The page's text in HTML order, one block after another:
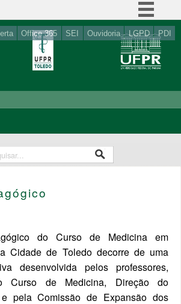
Simplifique!
Comunica BR
Legislação
Office 365 SEI Ouvidoria LGPD PDI
do Curso de Medicina em
Cidade de Toledo decorre de uma
desenvolvida pelos professores,
Curso de Medicina, Direção do
pela Comissão de Expansão dos